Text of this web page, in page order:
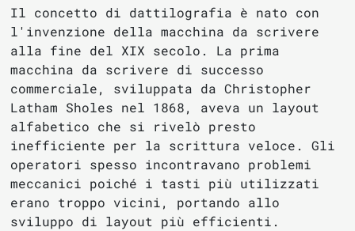
Il concetto di dattilografia è nato con
l'invenzione della macchina da scrivere
alla fine del XIX secolo. La prima
macchina da scrivere di successo
commerciale, sviluppata da Christopher
Latham Sholes nel 1868, aveva un layout
alfabetico che si rivelò presto
inefficiente per la scrittura veloce. Gli
operatori spesso incontravano problemi
meccanici poiché i tasti più utilizzati
erano troppo vicini, portando allo
sviluppo di layout più efficienti.